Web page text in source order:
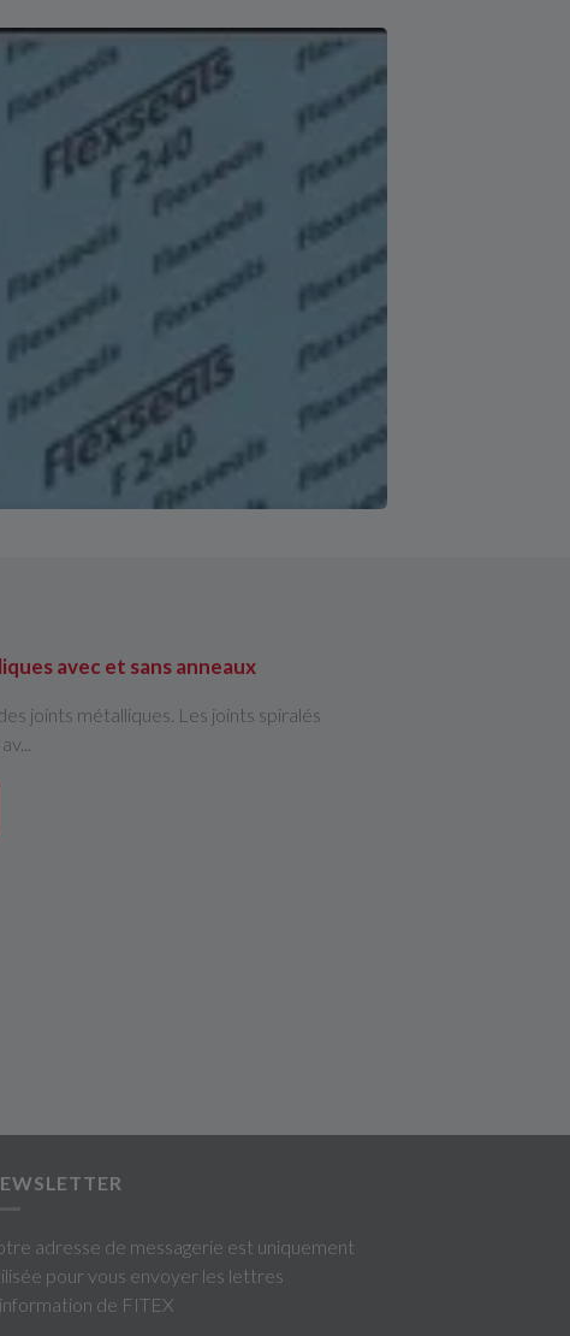
avec et sans anneaux
joints métalliques. Les joints spiralés
adresse de messagerie est uniquement
pour vous envoyer les lettres
de FITEX